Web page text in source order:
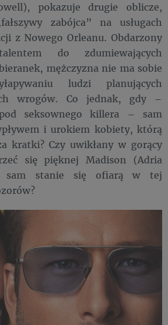
pokazuje drugie oblicze,
zabójca” na usługach
z Nowego Orleanu. Obdarzony
do zdumiewających
mężczyzna nie ma sobie
ludzi planujących
wrogów. Co jednak, gdy –
seksownego killera – sam
i urokiem kobiety, którą
kratki? Czy uwikłany w gorący
się pięknej Madison (Adria
sam stanie się ofiarą w tej